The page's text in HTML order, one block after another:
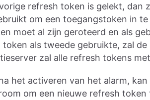
refresh token is gelekt, dan
om een toegangstoken in
moet al zijn geroteerd en als
als tweede gebruikte, zal
zal alle refresh tokens
het activeren van het alarm,
om een nieuwe refresh token